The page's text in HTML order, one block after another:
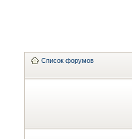
Список форумов